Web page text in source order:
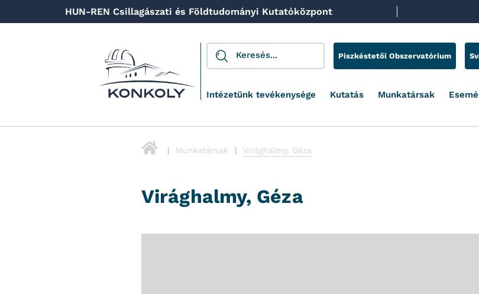
HUN-REN Csillagászati és Földtudományi Kutatóközpont
Piszkéstetői Obszervatórium
Intézetünk tevékenysége Kutatás Munkatársak
Munkatársak Virághalmy, Géza
Virághalmy, Géza